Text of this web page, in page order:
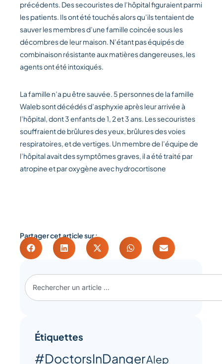
précédents. Des secouristes de l’hôpital figuraient parmi
les patients. Ils ont été touchés alors qu’ils tentaient de
sauver les membres d’une famille coincée sous les
décombres de leur maison. N’étant pas équipés de
combinaison résistante aux matières dangereuses, les
agents ont été intoxiqués.
La famille n’a pu être sauvée. 5 personnes de la famille
Waleb sont décédés d’asphyxie après leur arrivée à
l’hôpital, dont 3 enfants de 1, 2 et 3 ans. Les secouristes
souffraient de brûlures des yeux, brûlures des voies
respiratoires, et de vertiges. Un membre de l’équipe de
l’hôpital avait des symptômes graves, il a été traité par
atropine et par oxygène avec hydrocortisone
Partager cet article sur :
Étiquettes
#DoctorsInDangerAlep